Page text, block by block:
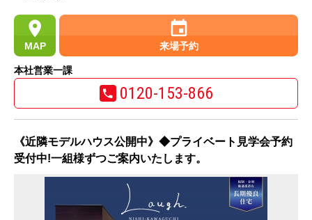
本社営業一課
0120-153-866
MAP 来場予約
《近隣モデルハウス公開中》◆プライベート見学会予約
受付中!一組様ずつご案内いたします。